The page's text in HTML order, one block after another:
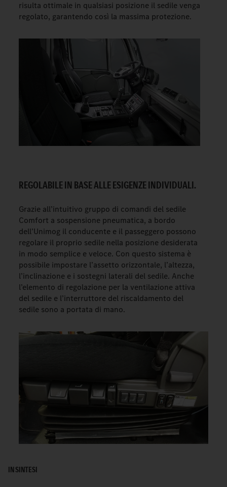
risulta ottimale in qualsiasi posizione il sedile venga
regolato, garantendo così la massima protezione.
REGOLABILE IN BASE ALLE ESIGENZE INDIVIDUALI.
Grazie all’intuitivo gruppo di comandi del sedile
Comfort a sospensione pneumatica, a bordo
dell’Unimog il conducente e il passeggero possono
regolare il proprio sedile nella posizione desiderata
in modo semplice e veloce. Con questo sistema è
possibile impostare l’assetto orizzontale, l’altezza,
l’inclinazione e i sostegni laterali del sedile. Anche
l’elemento di regolazione per la ventilazione attiva
del sedile e l’interruttore del riscaldamento del
sedile sono a portata di mano.
IN SINTESI